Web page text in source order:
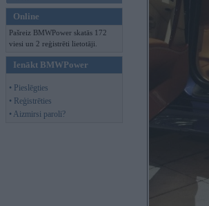
Online
Pašreiz BMWPower skatās 172
viesi un 2 reģistrēti lietotāji.
Ienākt BMWPower
• Pieslēgties
• Reģistrēties
• Aizmirsi paroli?